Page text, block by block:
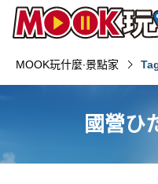
MOOK玩什麼‧景點家
國營ひ